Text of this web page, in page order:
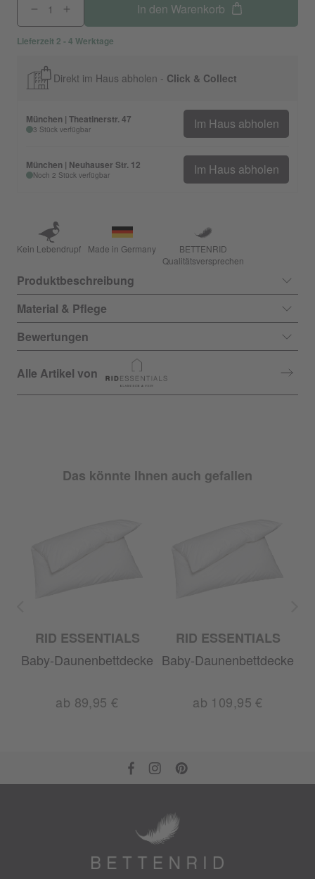
In den Warenkorb
Lieferzeit 2 - 4 Werktage
Direkt im Haus abholen - Click & Collect
München | Theatinerstr. 47
3 Stück verfügbar Im Haus abholen
München | Neuhauser Str. 12
Noch 2 Stück verfügbar Im Haus abholen
Kein Lebendrupf Made in Germany
BETTENRID
Qualitätsversprechen
Produktbeschreibung
Material & Pflege
Bewertungen
Alle Artikel von
Das könnte Ihnen auch gefallen
RID ESSENTIALS
Baby-Daunenbettdecke
ab 89,95 €
RID ESSENTIALS
Baby-Daunenbettdecke
ab 109,95 €